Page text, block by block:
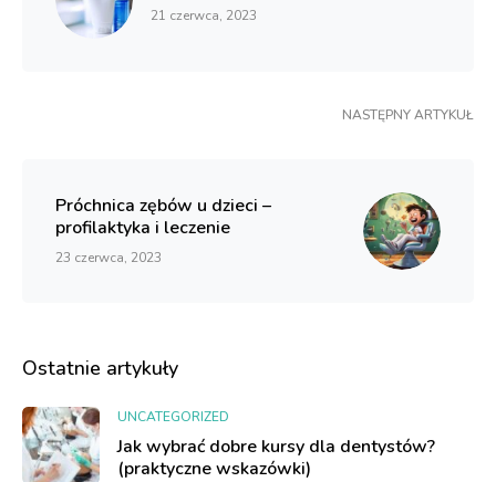
21 czerwca, 2023
NASTĘPNY ARTYKUŁ
Próchnica zębów u dzieci –
profilaktyka i leczenie
23 czerwca, 2023
Ostatnie artykuły
UNCATEGORIZED
Jak wybrać dobre kursy dla dentystów?
(praktyczne wskazówki)